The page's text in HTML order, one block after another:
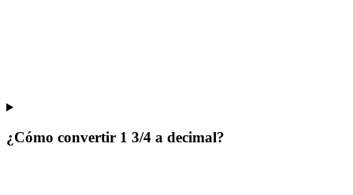
¿Cómo convertir 1 3/4 a decimal?